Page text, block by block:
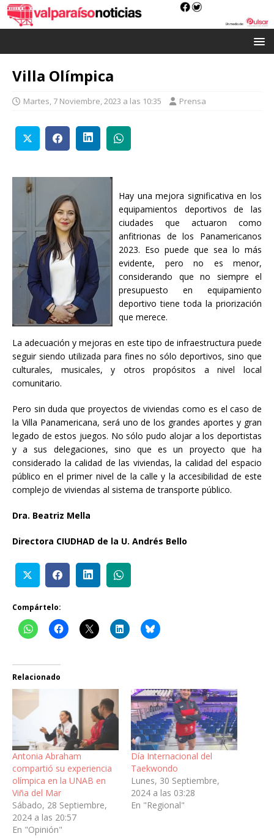
Villa Olímpica
Martes, 7 Noviembre, 2023 a las 10:35 Prensa
Hay una mejora significativa en los
equipamientos deportivos de las
ciudades que actuaron como
anfitrionas de los Panamericanos
2023. Eso puede que sea lo más
evidente, pero no es menor,
considerando que no siempre el
presupuesto en equipamiento
deportivo tiene toda la priorización
que merece.
La adecuación y mejoras en este tipo de infraestructura puede
seguir siendo utilizada para fines no sólo deportivos, sino que
culturales, musicales, y otros propósitos a nivel local
comunitario.
Pero sin duda que proyectos de viviendas como es el caso de
la Villa Panamericana, será uno de los grandes aportes y gran
legado de estos juegos. No sólo pudo alojar a los deportistas
y a sus delegaciones, sino que es un proyecto que ha
considerado la calidad de las viviendas, la calidad del espacio
público en el primer nivel de la calle y la accesibilidad de este
complejo de viviendas al sistema de transporte público.
Dra. Beatriz Mella
Directora CIUDHAD de la U. Andrés Bello
Compártelo:
Relacionado
Antonia Abraham
compartió su experiencia
olímpica en la UNAB en
Viña del Mar
Sábado, 28 Septiembre,
2024 a las 20:57
En "Opinión"
Día Internacional del
Taekwondo
Lunes, 30 Septiembre,
2024 a las 03:28
En "Regional"